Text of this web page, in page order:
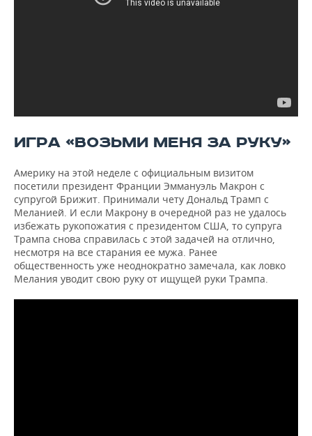
ИГРА «ВОЗЬМИ МЕНЯ ЗА РУКУ»
Америку на этой неделе с официальным визитом
посетили президент Франции Эммануэль Макрон с
супругой Брижит. Принимали чету Дональд Трамп с
Меланией. И если Макрону в очередной раз не удалось
избежать рукопожатия с президентом США, то супруга
Трампа снова справилась с этой задачей на отлично,
несмотря на все старания ее мужа. Ранее
общественность уже неоднократно замечала, как ловко
Мелания уводит свою руку от ищущей руки Трампа.